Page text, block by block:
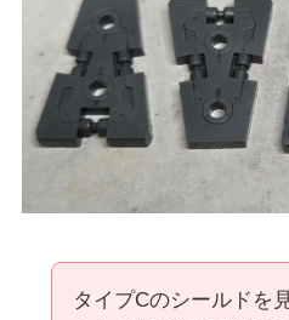
タイプCのシールドを